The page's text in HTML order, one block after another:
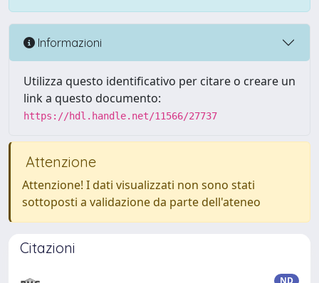
Informazioni
Utilizza questo identificativo per citare o creare un
link a questo documento:
https://hdl.handle.net/11566/27737
Attenzione
Attenzione! I dati visualizzati non sono stati
sottoposti a validazione da parte dell'ateneo
Citazioni